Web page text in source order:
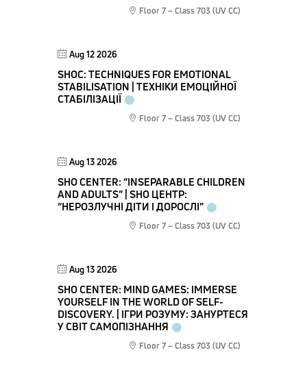
Floor 7 – Class 703 (UV CC)
Aug 12 2026
SHOC: TECHNIQUES FOR EMOTIONAL
STABILISATION | ТЕХНІКИ ЕМОЦІЙНОЇ
СТАБІЛІЗАЦІЇ
Floor 7 – Class 703 (UV CC)
Aug 13 2026
SHO CENTER: “INSEPARABLE CHILDREN
AND ADULTS” | SHO ЦЕНТР:
“НЕРОЗЛУЧНІ ДІТИ І ДОРОСЛІ”
Floor 7 – Class 703 (UV CC)
Aug 13 2026
SHO CENTER: MIND GAMES: IMMERSE
YOURSELF IN THE WORLD OF SELF-
DISCOVERY. | ІГРИ РОЗУМУ: ЗАНУРТЕСЯ
У СВІТ САМОПІЗНАННЯ
Floor 7 – Class 703 (UV CC)